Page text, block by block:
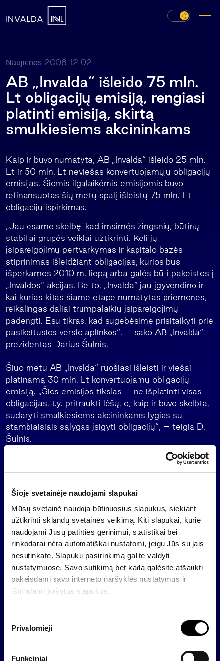
Šioje svetainėje naudojami slapukai
Mūsų svetainė naudoja būtinuosius slapukus, siekiant
užtikrinti sklandų svetainės veikimą. Kiti slapukai, kurie
naudojami Jūsų patirties gerinimui, statistikai bei
rinkodarai nėra automatiškai nustatomi, jeigu Jūs su jais
nesutinkate. Slapukų pasirinkimą galite valdyti
nustatymuose. Savo sutikimą bet kada galėsite atšaukti
pakeisdami savo interneto naršyklės nustatymus ir
ištrindami įrašytus slapukus.
Privalomieji
Funkciniai
Naujienos 2008 12 02
AB „Invalda“ išleido 75 mln.
Lt obligacijų emisiją, rengiasi
platinti emisiją, skirtą
smulkiesiems akcininkams
Kaip ir buvo numatyta, AB „Invalda“ išleido 25 mln.
Lt ir 50 mln. Lt neviešas konvertuojamųjų obligacijų
emisijas. Šiomis ilgalaikėmis emisijomis buvo
refinansuotas šių metų spalį išleistų 75 mln. Lt
obligacijų išpirkimas.
„Jau esame skelbę, kad imsimės žingsnių, būtinų
stabiliai grupės veiklai užtikrinti. Keli jų –
įsipareigojimų pertvarkymas ir kapitalo bazės
stiprinimas išleidžiant obligacijas, kurios bus
išperkamos 2010 m. liepą arba galės būti pakeistos į
„Invaldos“ akcijas. Be to, „Invalda“ jau įgyvendino ir
kai kurias kitas šiame etape numatytas priemones,
reikalingas daliai trumpalaikių įsipareigojimų
padengti. Esu tikras, kad sugebėsime prisitaikyti prie
pasikeitusios verslo aplinkos“, – sako AB „Invalda“
prezidentas Darius Šulnis.
Šiuo metu AB „Invalda“ ruošiasi išleisti ir viešai
platinamą 30 mln. Lt konvertuojamų obligacijų
emisiją. „Šios emisijos tikslas – ne išplatinti visas
obligacijas, t.y. pritraukti lėšų, o, kaip ir buvo skelbta,
sudaryti smulkiesiems akcininkams lygias su
stambiaisiais sąlygas įsigyti obligacijų“, – teigia D.
Šulnis.
sutelkta turto valdymo ir privačios bei investicinės
bankininkystės srityse. Turto valdymo veikla šiuo
metu sukoncentruota finansų, nekilnojamojo turto,
farmacijos, baldų gamybos ir kelių tiesimo bei tiltų
statybos sektoriuose. „Invaldos“ grupės įmonės
veiklą daugiausia vysto Centrinės ir Rytų Europos
regione, bet naujų investicijų galimybių ieškoma ir
gretimuose regionuose. Finansinės grupės „Invalda“
tikslas – sėkmingai vystyti veiklą orientuojantis į
ilgalaikį stabilų augimą bei užtikrinti aukštą ilgalaikę
finansinę grąžą akcininkams.
Atgal